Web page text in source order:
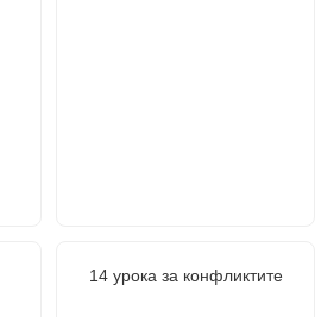
14 урока за конфликтите